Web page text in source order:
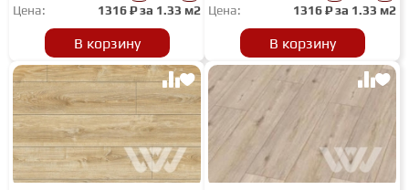
ИСКУССТВЕННАЯ ТРАВА
ИНЖЕНЕРНЫЙ МОДУЛЬ
СТУПЕНИ
Цена: 1316₽ за 1.33 м2
В корзину
Цена: 1316₽ за 1.33 м2
В корзину